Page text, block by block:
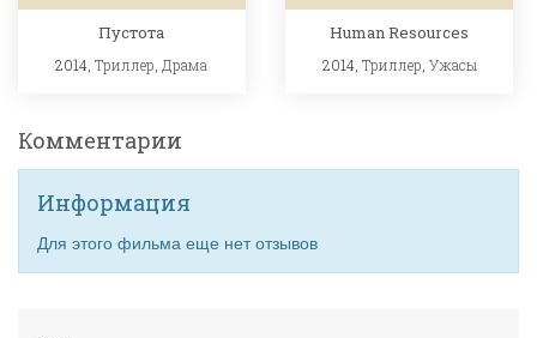
Пустота
2014,Триллер Драма
Human Resources
2014, Триллер Ужасы
Комментарии
Информация
Для этого фильма еще нет отзывов